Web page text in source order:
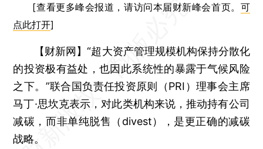
[查看更多峰会报道，请访问本届财新峰会首页。 可
点此打开]
【财新网】“超大资产管理规模机构保持分散化
的投资极有益处，也因此系统性的暴露于气候风险
之下。”联合国负责任投资原则（PRI）理事会主席
马丁·思坎克表示，对此类机构来说，推动持有公司
减碳，而非单纯脱售（divest），是更正确的减碳
战略。